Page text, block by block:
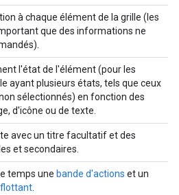
à chaque élément de la grille (les
que des informations ne
l'état de l'élément (pour les
ayant plusieurs états, tels que ceux
sélectionnés) en fonction des
d'icône ou de texte.
avec un titre facultatif et des
et secondaires.
temps une bande d'actions et un
flottant.